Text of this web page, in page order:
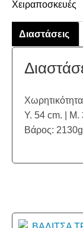
Χειραποσκευές
Διαστάσεις
Υ. 54 cm. | Μ.
Βάρος: